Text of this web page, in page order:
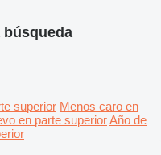
búsqueda
superior Menos caro en
en parte superiorAño de